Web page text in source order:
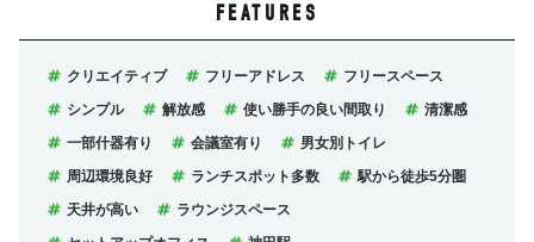
FEATURES
クリエイティブ フリーアドレス
フリースペース
シンプル
解放感 使い勝手の良い間取り
清潔感
一部什器有り
会議室有り
男女別トイレ
周辺環境良好
ランチスポット多数
駅から徒歩5分圏
天井が高い
ラウンジスペース